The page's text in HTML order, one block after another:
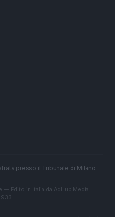
presso il Tribunale di Milano
— Edito in Italia da AdHub Media